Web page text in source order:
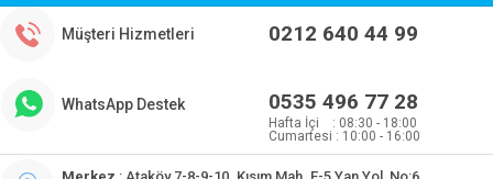
Müşteri Hizmetleri 0212 640 44 99
WhatsApp Destek 0535 496 77 28
Hafta İçi : 08:30 - 18:00
Cumartesi : 10:00 - 16:00